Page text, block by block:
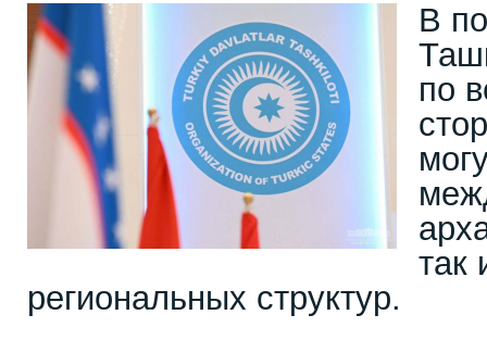
В
по
так
региональных структур.